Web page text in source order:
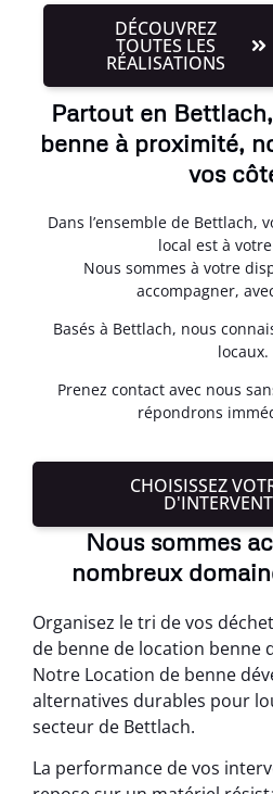
DÉCOUVREZ
TOUTES LES
RÉALISATIONS
Partout en
benne à proximité,
vos
Dans l’ensemble de Bettlach,
local est à
Nous sommes à votre
accompagner,
Basés à Bettlach, nous
locaux.
Prenez contact avec nous
répondrons
CHOISISSEZ
Nous sommes
nombreux
Organisez le tri de vos
de benne de location benne
Notre Location de benne
alternatives durables pour
secteur de Bettlach.
La performance de vos